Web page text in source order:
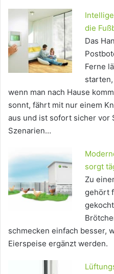
die
Das
Ferne
wenn man nach Hause
sonnt, fährt mit nur einem
aus und ist sofort sicher vor
Szenarien…
sorgt
Zu
gehört
schmecken einfach besser,
Eierspeise ergänzt werden.